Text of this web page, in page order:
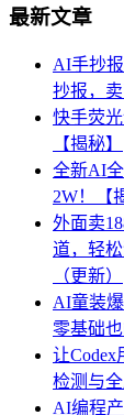
最新文章
AI手抄
抄报，
快手荧
【揭秘】
全新AI
2W！【
外面卖
道，轻
（更新）
AI童装
零基础
让Codex
检测与
AI编程